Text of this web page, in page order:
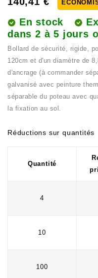
En stock
dans 2 à 5 jours
Bollard de sécurité, rigide,
120cm et d'un diamètre de
d'ancrage (à commander
galvanisé avec peinture
séparable du poteau avec
la fixation au sol.
Réductions sur quantités
Quantité
4
10
100